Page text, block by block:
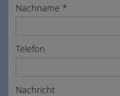
Nachname
Telefon
Nachricht